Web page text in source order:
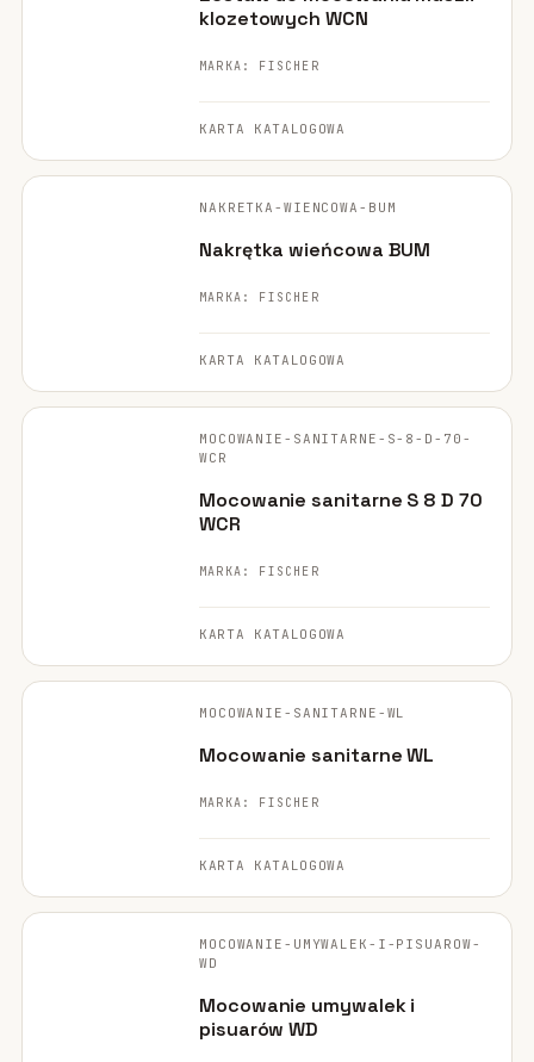
klozetowych WCN
MARKA: FISCHER
KARTA KATALOGOWA
FISCHER ·
ORYGINALNE ZDJĘCIE
NAKRETKA-WIENCOWA-BUM
Nakrętka wieńcowa BUM
MARKA: FISCHER
KARTA KATALOGOWA
FISCHER ·
ORYGINALNE ZDJĘCIE
MOCOWANIE-SANITARNE-S-8-D-70-
WCR
Mocowanie sanitarne S 8 D 70
WCR
MARKA: FISCHER
KARTA KATALOGOWA
FISCHER ·
ORYGINALNE ZDJĘCIE
MOCOWANIE-SANITARNE-WL
Mocowanie sanitarne WL
MARKA: FISCHER
KARTA KATALOGOWA
FISCHER ·
ORYGINALNE ZDJĘCIE
MOCOWANIE-UMYWALEK-I-PISUAROW-
WD
Mocowanie umywalek i
pisuarów WD